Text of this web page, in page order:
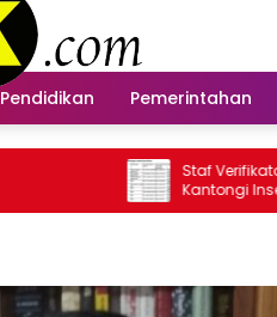
Pendidikan Pemerintahan
Staf Verifikator Bapenda
Kantongi Insentif Rp 98 Juta Per